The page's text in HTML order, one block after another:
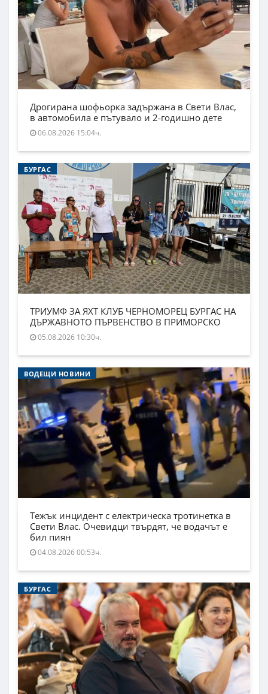
Дрогирана шофьорка задържана в Свети Влас,
в автомобила е пътувало и 2-годишно дете
06.08.2026 15:04ч.
БУРГАС
ТРИУМФ ЗА ЯХТ КЛУБ ЧЕРНОМОРЕЦ БУРГАС НА
ДЪРЖАВНОТО ПЪРВЕНСТВО В ПРИМОРСКО
05.08.2026 10:30ч.
ВОДЕЩИ НОВИНИ
Тежък инцидент с електрическа тротинетка в
Свети Влас. Очевидци твърдят, че водачът е
бил пиян
04.08.2026 00:53ч.
БУРГАС